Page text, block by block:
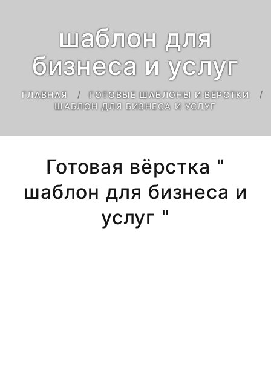
шаблон для
бизнеса и услуг
ГЛАВНАЯ
ГОТОВЫЕ ШАБЛОНЫ И ВЕРСТКИ
ШАБЛОН ДЛЯ БИЗНЕСА И УСЛУГ
Готовая вёрстка "
шаблон для бизнеса и
услуг "